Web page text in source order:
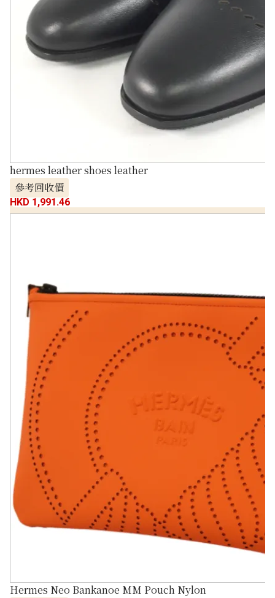
hermes leather shoes leather
參考回收價
HKD 1,991.46
Hermes Neo Bankanoe MM Pouch Nylon